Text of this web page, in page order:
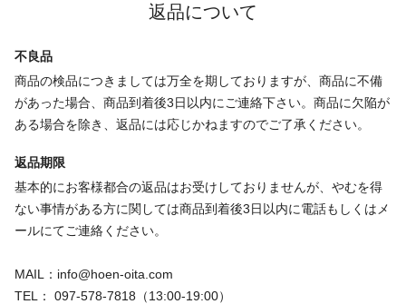
返品について
不良品
商品の検品につきましては万全を期しておりますが、商品に不備
があった場合、商品到着後3日以内にご連絡下さい。商品に欠陥が
ある場合を除き、返品には応じかねますのでご了承ください。
返品期限
基本的にお客様都合の返品はお受けしておりませんが、やむを得
ない事情がある方に関しては商品到着後3日以内に電話もしくはメ
ールにてご連絡ください。
MAIL：info@hoen-oita.com
TEL： 097-578-7818（13:00-19:00）